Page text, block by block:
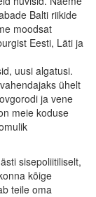
Balti riikide
moodsat
Eesti, Läti ja
uusi algatusi.
ühelt
ja vene
meie koduse
sisepoliitiliselt,
kõige
teile oma